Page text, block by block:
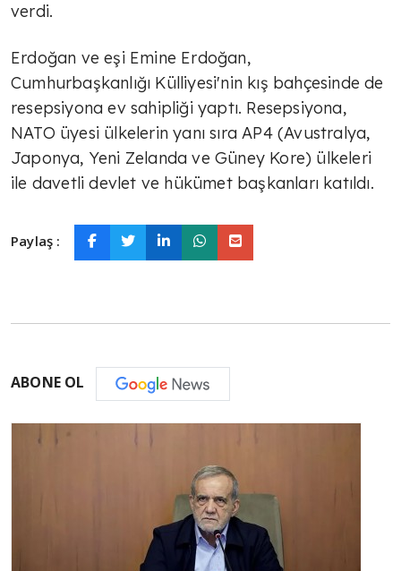
verdi.
Erdoğan ve eşi Emine Erdoğan,
Cumhurbaşkanlığı Külliyesi'nin kış bahçesinde de
resepsiyona ev sahipliği yaptı. Resepsiyona,
NATO üyesi ülkelerin yanı sıra AP4 (Avustralya,
Japonya, Yeni Zelanda ve Güney Kore) ülkeleri
ile davetli devlet ve hükümet başkanları katıldı.
Paylaş :
ABONE OL